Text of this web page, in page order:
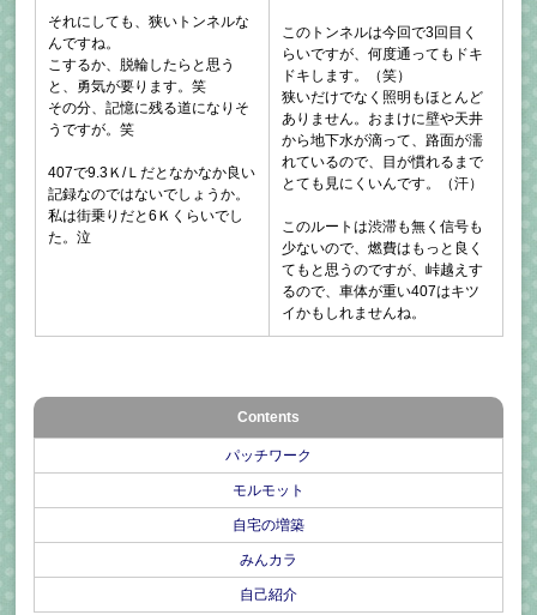
それにしても、狭いトンネルな
んですね。
こするか、脱輪したらと思う
と、勇気が要ります。笑
その分、記憶に残る道になりそ
うですが。笑
407で9.3Ｋ/Ｌだとなかなか良い
記録なのではないでしょうか。
私は街乗りだと6Ｋくらいでし
た。泣
このトンネルは今回で3回目く
らいですが、何度通ってもドキ
ドキします。（笑）
狭いだけでなく照明もほとんど
ありません。おまけに壁や天井
から地下水が滴って、路面が濡
れているので、目が慣れるまで
とても見にくいんです。（汗）
このルートは渋滞も無く信号も
少ないので、燃費はもっと良く
てもと思うのですが、峠越えす
るので、車体が重い407はキツ
イかもしれませんね。
Contents
パッチワーク
モルモット
自宅の増築
みんカラ
自己紹介